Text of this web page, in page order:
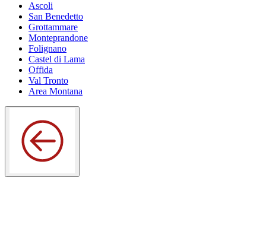
Ascoli
San Benedetto
Grottammare
Monteprandone
Folignano
Castel di Lama
Offida
Val Tronto
Area Montana